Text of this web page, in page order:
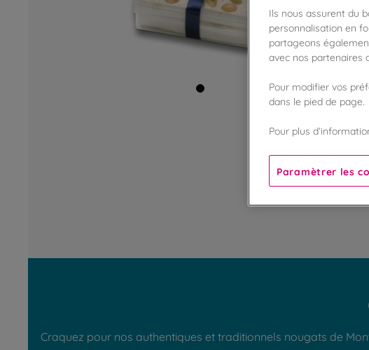
Craquez pour nos authentiques et traditionnels nougats de
Ils nous assurent du
personnalisation en
partageons
avec nos partenaires
Pour modifier vos
dans le pied de page.
Pour plus
Paramètrer les